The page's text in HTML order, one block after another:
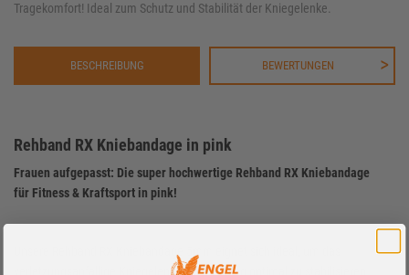
Tragekomfort! Ideal zum Schutz und Stabilität der Kniegelenke.
BESCHREIBUNG BEWERTUNGEN
Rehband RX Kniebandage in pink
Frauen aufgepasst: Die super hochwertige Rehband RX Kniebandage
für Fitness & Kraftsport in pink!
Unsere Rehband RX Kniebandage 5mm eignet sich ideal, um das
verletzungsanfällige Kniegelenk beim Training optimal zu stabilisieren